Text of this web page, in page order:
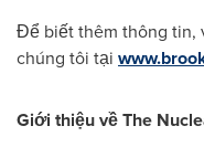
Để biết thêm thông tin,
chúng tôi tại
Giới thiệu về The